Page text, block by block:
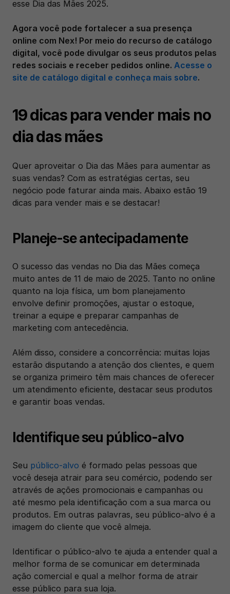
esse Dia das Mães 2025.
Agora você pode fortalecer a sua presença
online com Nex! Por meio do recurso de catálogo
digital, você pode divulgar os seus produtos pelas
redes sociais e receber pedidos online. Acesse o
site de catálogo digital e conheça mais sobre.
19 dicas para vender mais no
dia das mães
Quer aproveitar o Dia das Mães para aumentar as
suas vendas? Com as estratégias certas, seu
negócio pode faturar ainda mais. Abaixo estão 19
dicas para vender mais e se destacar!
Planeje-se antecipadamente
O sucesso das vendas no Dia das Mães começa
muito antes de 11 de maio de 2025. Tanto no online
quanto na loja física, um bom planejamento
envolve definir promoções, ajustar o estoque,
treinar a equipe e preparar campanhas de
marketing com antecedência.
Além disso, considere a concorrência: muitas lojas
estarão disputando a atenção dos clientes, e quem
se organiza primeiro têm mais chances de oferecer
um atendimento eficiente, destacar seus produtos
e garantir boas vendas.
Identifique seu público-alvo
Seu público-alvo é formado pelas pessoas que
você deseja atrair para seu comércio, podendo ser
através de ações promocionais e campanhas ou
até mesmo pela identificação com a sua marca ou
produtos. Em outras palavras, seu público-alvo é a
imagem do cliente que você almeja.
Identificar o público-alvo te ajuda a entender qual a
melhor forma de se comunicar em determinada
ação comercial e qual a melhor forma de atrair
esse público para sua loja.